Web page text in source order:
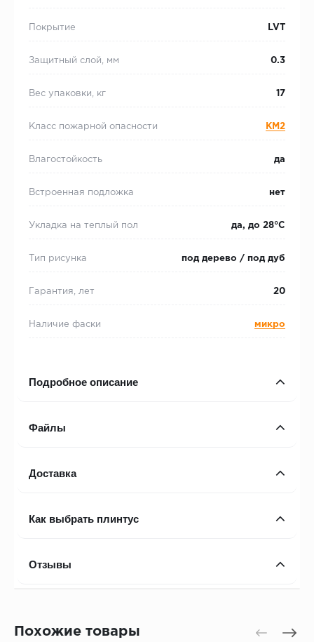
Покрытие LVT
Защитный слой, мм 0.3
Вес упаковки, кг 17
Класс пожарной опасности КМ2
Влагостойкость да
Встроенная подложка нет
Укладка на теплый пол да, до 28°С
Тип рисунка под дерево / под дуб
Гарантия, лет 20
Наличие фаски микро
Подробное описание
Файлы
Доставка
Как выбрать плинтус
Отзывы
Похожие товары